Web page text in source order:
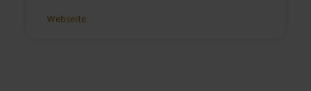
Webseite